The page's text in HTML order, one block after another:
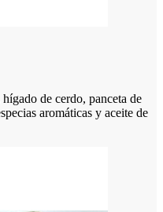
de cerdo, panceta de
aromáticas y aceite de